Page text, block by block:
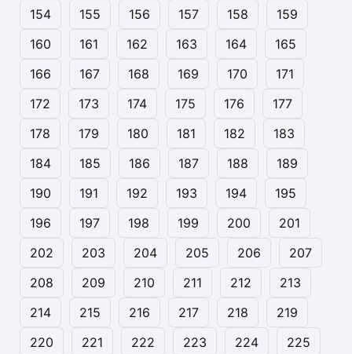
154
155 156 157 158
159
160
161 162 163 164
165
166
167 168 169 170
171
172
173 174 175 176
177
178
179 180 181 182
183
184
185 186 187 188
189
190
191 192 193 194
195
196
197 198 199 200
201
202
203 204 205 206
207
208
209 210 211 212
213
214
215 216 217 218
219
220
221 222 223 224
225